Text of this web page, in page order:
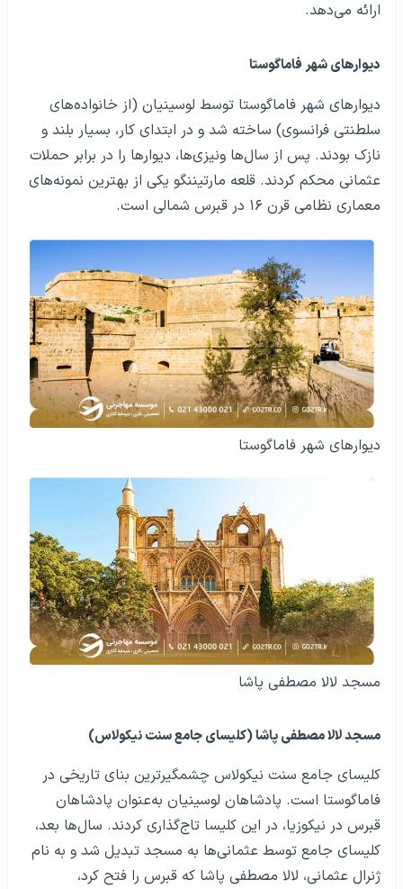
ارائه می‌دهد.
دیوارهای شهر فاماگوستا
دیوارهای شهر فاماگوستا توسط لوسینیان (از خانواده‌های
سلطنتی فرانسوی) ساخته شد و در ابتدای کار، بسیار بلند و
نازک بودند. پس از سال‌ها ونیزی‌ها، دیوارها را در برابر حملات
عثمانی محکم کردند. قلعه مارتیننگو یکی از بهترین نمونه‌های
معماری نظامی قرن ۱۶ در قبرس شمالی است.
دیوارهای شهر فاماگوستا
مسجد لالا مصطفی پاشا
مسجد لالا مصطفی پاشا (کلیسای جامع سنت نیکولاس)
کلیسای جامع سنت نیکولاس چشمگیرترین بنای تاریخی در
فاماگوستا است. پادشاهان لوسینیان به‌عنوان پادشاهان
قبرس در نیکوزیا، در این کلیسا تاج‌گذاری کردند. سال‌ها بعد،
کلیسای جامع توسط عثمانی‌ها به مسجد تبدیل شد و به نام
ژنرال عثمانی، لالا مصطفی پاشا که قبرس را فتح کرد،